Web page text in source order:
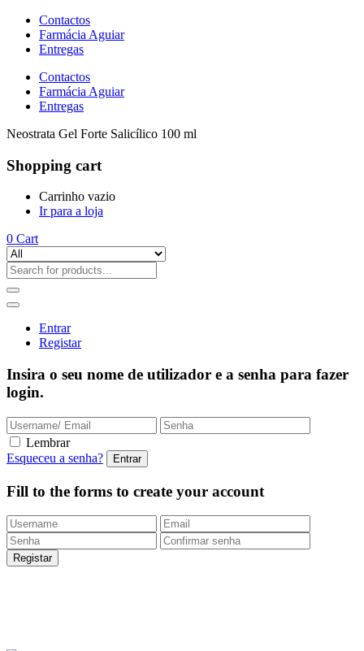
Contactos
Farmácia Aguiar
Entregas
Contactos
Farmácia Aguiar
Entregas
Neostrata Gel Forte Salicílico 100 ml
Shopping cart
Carrinho vazio
Ir para a loja
0 Cart
Entrar
Registar
Insira o seu nome de utilizador e a senha para fazer
login.
Lembrar
Esqueceu a senha?
Fill to the forms to create your account